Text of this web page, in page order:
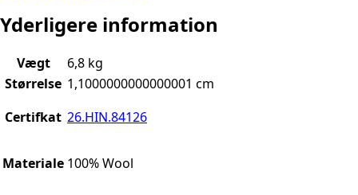
Yderligere information
Vægt
6,8 kg
Størrelse 1,1000000000000001 cm
Certifkat 26.HIN.84126
Materiale 100% Wool